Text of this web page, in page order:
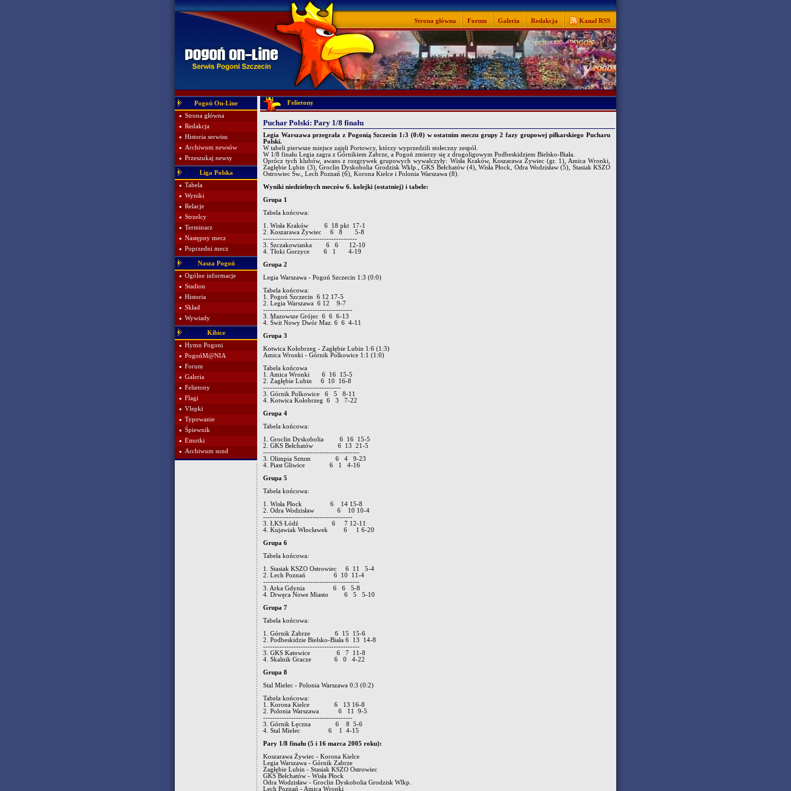
Strona główna Forum Galeria Redakcja Kanał RSS
Pogoń On-Line
Strona główna
Redakcja
Historia serwisu
Archiwum newsów
Przeszukaj newsy
Liga Polska
Tabela
Wyniki
Relacje
Strzelcy
Terminarz
Następny mecz
Poprzedni mecz
Nasza Pogoń
Ogólne informacje
Stadion
Historia
Skład
Wywiady
Kibice
Hymn Pogoni
PogońM@NIA
Forum
Galeria
Felietony
Flagi
Vlepki
Typowanie
Śpiewnik
Emotki
Archiwum sond
Felietony
Puchar Polski: Pary 1/8 finału
Legia Warszawa przegrała z Pogonią Szczecin 1:3 (0:0) w ostatnim meczu grupy 2 fazy grupowej piłkarskiego Pucharu
Polski.
W tabeli pierwsze miejsce zajęli Portowcy, którzy wyprzedzili stołeczny zespół.
W 1/8 finału Legia zagra z Górnikiem Zabrze, a Pogoń zmierzy się z drugoligowym Podbeskidziem Bielsko-Biała.
Oprócz tych klubów, awans z rozgrywek grupowych wywalczyły: Wisła Kraków, Koszarawa Żywiec (gr. 1), Amica Wronki,
Zagłębie Lubin (3), Groclin Dyskobolia Grodzisk Wklp., GKS Bełchatów (4), Wisła Płock, Odra Wodzisław (5), Stasiak KSZO
Ostrowiec Św., Lech Poznań (6), Korona Kielce i Polonia Warszawa (8).
Wyniki niedzielnych meczów 6. kolejki (ostatniej) i tabele:
Grupa 1
Tabela końcowa:
1. Wisła Kraków 6 18 pkt 17-1
2. Koszarawa Żywiec 6 8 5-8
----------------------------------------
3. Szczakowianka 6 6 12-10
4. Tłoki Gorzyce 6 1 4-19
Grupa 2
Legia Warszawa - Pogoń Szczecin 1:3 (0:0)
Tabela końcowa:
1. Pogoń Szczecin 6 12 17-5
2. Legia Warszawa 6 12 9-7
--------------------------------------
3. Mazowsze Grójec 6 6 6-13
4. Świt Nowy Dwór Maz. 6 6 4-11
Grupa 3
Kotwica Kołobrzeg - Zagłębie Lubin 1:6 (1:3)
Amica Wronki - Górnik Polkowice 1:1 (1:0)
Tabela końcowa
1. Amica Wronki 6 16 15-5
2. Zagłębie Lubin 6 10 16-8
---------------------------------
3. Górnik Polkowice 6 5 8-11
4. Kotwica Kołobrzeg 6 3 7-22
Grupa 4
Tabela końcowa:
1. Groclin Dyskobolia 6 16 15-5
2. GKS Bełchatów 6 13 21-5
-----------------------------------------
3. Olimpia Sztum 6 4 9-23
4. Piast Gliwice 6 1 4-16
Grupa 5
Tabela końcowa:
1. Wisła Płock 6 14 15-8
2. Odra Wodzisław 6 10 10-4
--------------------------------------
3. ŁKS Łódź 6 7 12-11
4. Kujawiak Włocławek 6 1 6-20
Grupa 6
Tabela końcowa:
1. Stasiak KSZO Ostrowiec 6 11 5-4
2. Lech Poznań 6 10 11-4
-----------------------------------------
3. Arka Gdynia 6 6 5-8
4. Drwęca Nowe Miasto 6 5 5-10
Grupa 7
Tabela końcowa:
1. Górnik Zabrze 6 15 15-6
2. Podbeskidzie Bielsko-Biała 6 13 14-8
-----------------------------------------
3. GKS Katowice 6 7 11-8
4. Skalnik Gracze 6 0 4-22
Grupa 8
Stal Mielec - Polonia Warszawa 0:3 (0:2)
Tabela końcowa:
1. Korona Kielce 6 13 16-8
2. Polonia Warszawa 6 11 9-5
--------------------------------------
3. Górnik Łęczna 6 8 5-6
4. Stal Mielec 6 1 4-15
Pary 1/8 finału (5 i 16 marca 2005 roku):
Koszarawa Żywiec - Korona Kielce
Legia Warszawa - Górnik Zabrze
Zagłębie Lubin - Stasiak KSZO Ostrowiec
GKS Bełchatów - Wisła Płock
Odra Wodzisław - Groclin Dyskobolia Grodzisk Wlkp.
Lech Poznań - Amica Wronki